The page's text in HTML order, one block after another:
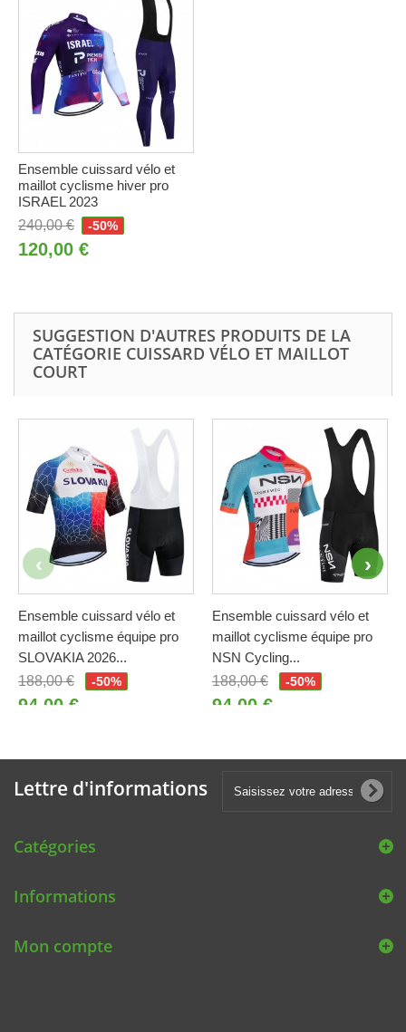
Ensemble cuissard vélo et
maillot cyclisme hiver pro
ISRAEL 2023
240,00 €
-50%
120,00 €
SUGGESTION D'AUTRES PRODUITS DE LA
CATÉGORIE CUISSARD VÉLO ET MAILLOT
COURT
Ensemble cuissard vélo et
maillot cyclisme équipe pro
SLOVAKIA 2026...
188,00 €
-50%
94,00 €
Ensemble cuissard vélo et
maillot cyclisme équipe pro
NSN Cycling...
188,00 €
-50%
94,00 €
Lettre d'informations
Catégories
Informations
Mon compte